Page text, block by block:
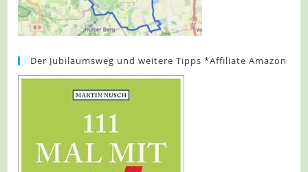
Der Jubiläumsweg und weitere Tipps *Affiliate Amazon